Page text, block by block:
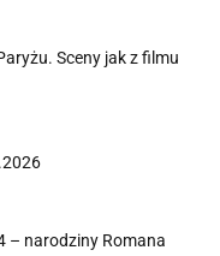
Sceny jak z filmu
– narodziny Romana